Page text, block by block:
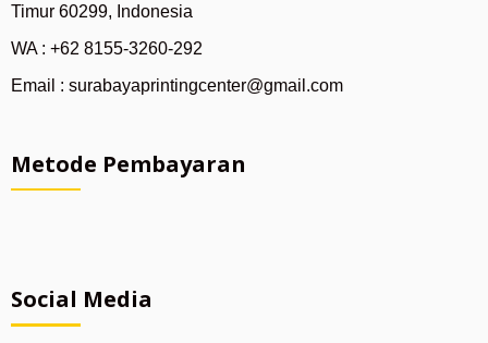
Timur 60299, Indonesia
WA : +62 8155-3260-292
Email : surabayaprintingcenter@gmail.com
Metode Pembayaran
Social Media